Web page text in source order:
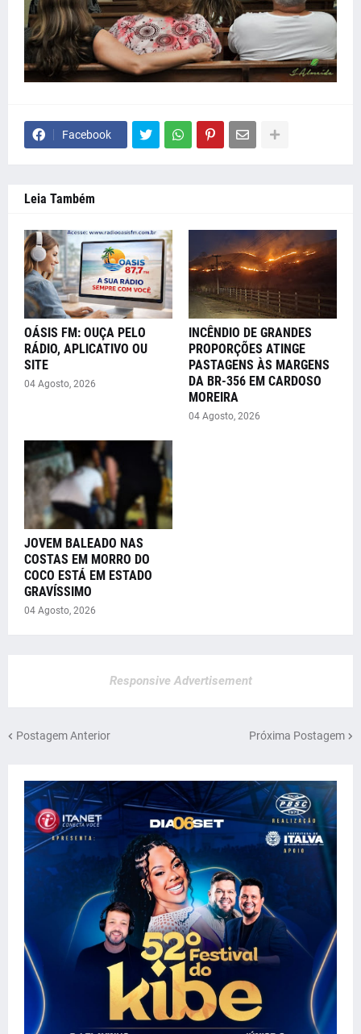
Facebook
Leia Também
OÁSIS FM: OUÇA PELO
RÁDIO, APLICATIVO OU
SITE
04 Agosto, 2026
INCÊNDIO DE GRANDES
PROPORÇÕES ATINGE
PASTAGENS ÀS MARGENS
DA BR-356 EM CARDOSO
MOREIRA
04 Agosto, 2026
JOVEM BALEADO NAS
COSTAS EM MORRO DO
COCO ESTÁ EM ESTADO
GRAVÍSSIMO
04 Agosto, 2026
Responsive Advertisement
Postagem Anterior Próxima Postagem